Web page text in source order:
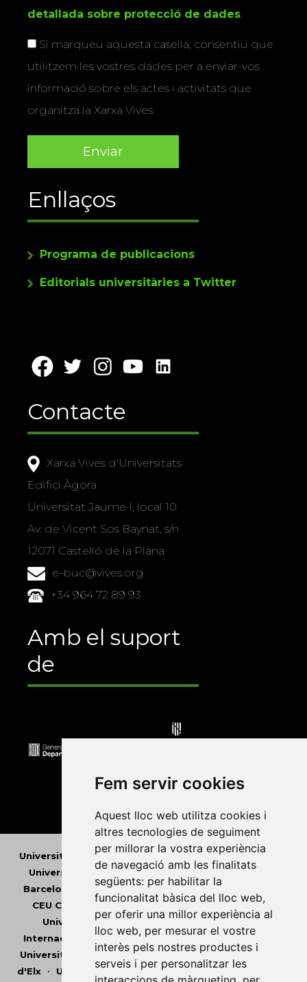
Fem servir cookies
Aquest lloc web utilitza cookies i
altres tecnologies de seguiment
per millorar la vostra experiència
de navegació amb les finalitats
següents: per habilitar la
funcionalitat bàsica del lloc web,
per oferir una millor experiència al
lloc web, per mesurar el vostre
interès pels nostres productes i
serveis i per personalitzar les
detallada sobre protecció de dades.
Si marqueu aquesta casella, consentiu que
utilitzem les vostres dades per a enviar-vos
informació sobre els actes i activitats que
organitza la Xarxa Vives.
Enllaços
Programa de publicacions
Editorials universitàries a Twitter
Contacte
Xarxa Vives d'Universitats
Edifici Àgora
Universitat Jaume I, local 10
Av. de Vicent Sos Baynat, s/n
12071 Castelló de la Plana
e-buc@vives.org
+34 964 72 89 93
Amb el suport
de
Universitat Abat Oliba CEU • Universitat d'Alacant
Universitat d'Andorra•Universitat Autònoma de
Barcelona
Universitat de Barcelona •
CEU Cardenal Herrera•Universitat de Girona•
Universitat de les Illes Balears•Universitat
Internacional de Catalunya•Universitat Jaume I
Universitat de Lleida• Universitat Miguel Hernández
d'Elx• Universitat Oberta de Catalunya•Universitat